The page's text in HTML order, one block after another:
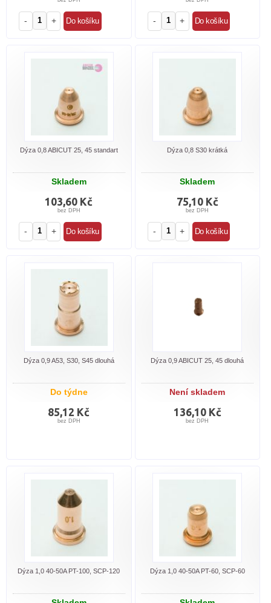
- + - +
Dýza 0,8 ABICUT 25, 45 standart
Skladem
103,60 Kč
bez DPH
- +
Dýza 0,8 S30 krátká
Skladem
75,10 Kč
bez DPH
- +
Dýza 0,9 A53, S30, S45 dlouhá
Do týdne
85,12 Kč
bez DPH
Dýza 0,9 ABICUT 25, 45 dlouhá
Není skladem
136,10 Kč
bez DPH
Dýza 1,0 40-50A PT-100, SCP-120 Dýza 1,0 40-50A PT-60, SCP-60